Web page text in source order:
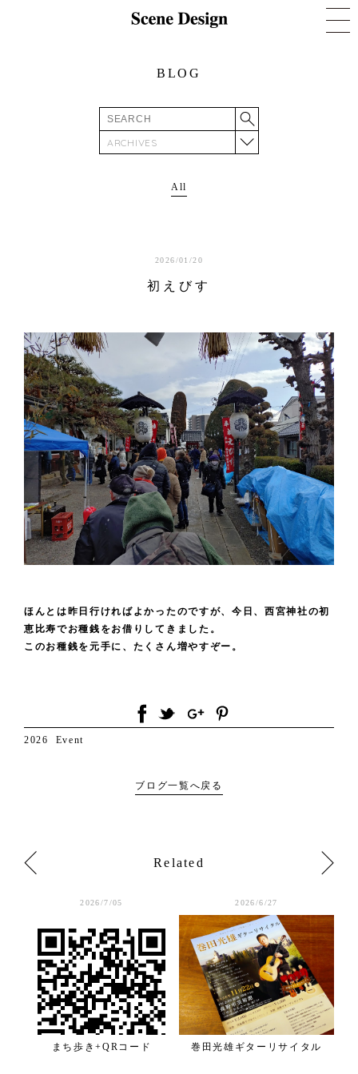
BLOG
ARCHIVES
All
2026/01/20
初えびす
ほんとは昨日行ければよかったのですが、今日、西宮神社の初
恵比寿でお種銭をお借りしてきました。
このお種銭を元手に、たくさん増やすぞー。
2026 Event
ブログ一覧へ戻る
Related
2026/7/05
まち歩き+QRコード
2026/6/27
巻田光雄ギターリサイタル